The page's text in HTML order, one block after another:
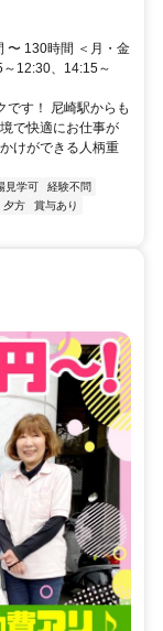
〜 130時間 ＜月・金
12:30、14:15～
です！ 尼崎駅からも
で快適にお仕事が
けができる人柄重
見学可
経験不問
夕方
賞与あり